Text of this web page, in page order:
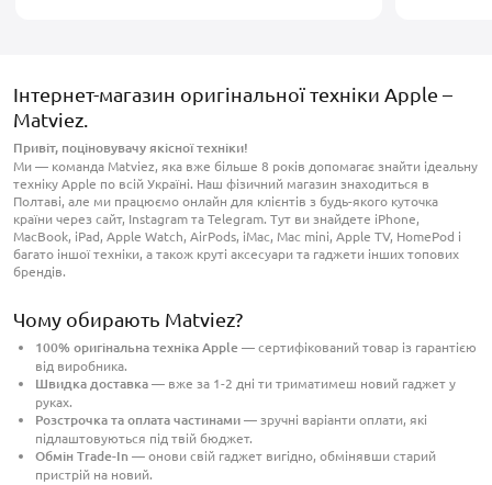
Інтернет-магазин оригінальної техніки Apple –
Matviez.
Привіт, поціновувачу якісної техніки!
Ми — команда Matviez, яка вже більше 8 років допомагає знайти ідеальну
техніку Apple по всій Україні. Наш фізичний магазин знаходиться в
Полтаві, але ми працюємо онлайн для клієнтів з будь-якого куточка
країни через сайт, Instagram та Telegram. Тут ви знайдете iPhone,
MacBook, iPad, Apple Watch, AirPods, iMac, Mac mini, Apple TV, HomePod і
багато іншої техніки, а також круті аксесуари та гаджети інших топових
брендів.
Чому обирають Matviez?
100% оригінальна техніка Apple— сертифікований товар із гарантією
від виробника.
Швидка доставка— вже за 1-2 дні ти триматимеш новий гаджет у
руках.
Розстрочка та оплата частинами— зручні варіанти оплати, які
підлаштовуються під твій бюджет.
Обмін Trade-In — онови свій гаджет вигідно, обмінявши старий
пристрій на новий.